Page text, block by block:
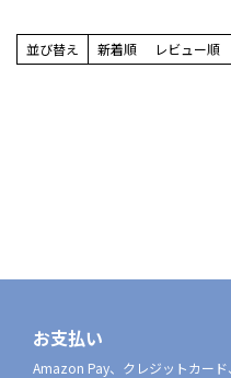
並び替え 新着順 レビュー順
お支払い
Amazon Pay、クレジットカー